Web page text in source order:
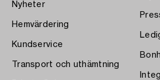
Nyheter
Hemvärdering
Kundservice
Transport och uthämtning